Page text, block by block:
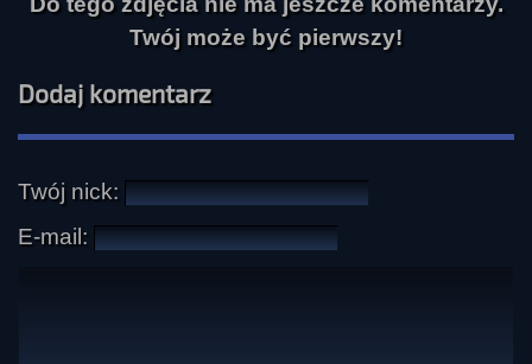
Twój może być pierwszy!
Dodaj komentarz
Twój nick:
E-mail: